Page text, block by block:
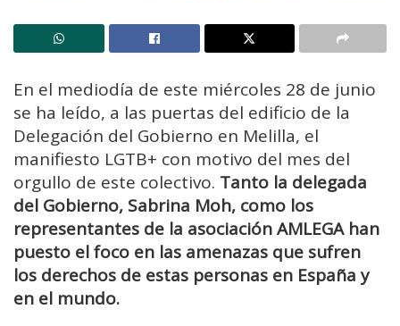
En el mediodía de este miércoles 28 de junio
se ha leído, a las puertas del edificio de la
Delegación del Gobierno en Melilla, el
manifiesto LGTB+ con motivo del mes del
orgullo de este colectivo. Tanto la delegada
del Gobierno, Sabrina Moh, como los
representantes de la asociación AMLEGA han
puesto el foco en las amenazas que sufren
los derechos de estas personas en España y
en el mundo.